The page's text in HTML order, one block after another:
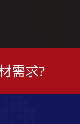
需求?